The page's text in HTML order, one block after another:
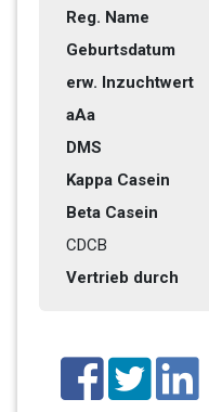
Reg. Name
Geburtsdatum
erw. Inzuchtwert
aAa
DMS
Kappa Casein
Beta Casein
CDCB
Vertrieb durch